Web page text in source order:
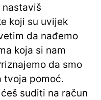
koji su uvijek
da nađemo
koja si nam
da smo
tvoja pomoć.
suditi na račun